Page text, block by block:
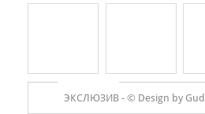
ПОДАРКИ НА КРЕСТИНЫ
МЕРНЫЕ ИКОНЫ
ДЛЯ НОВОРОЖДЕННЫХ
ЭКСЛЮЗИВ - © Design by